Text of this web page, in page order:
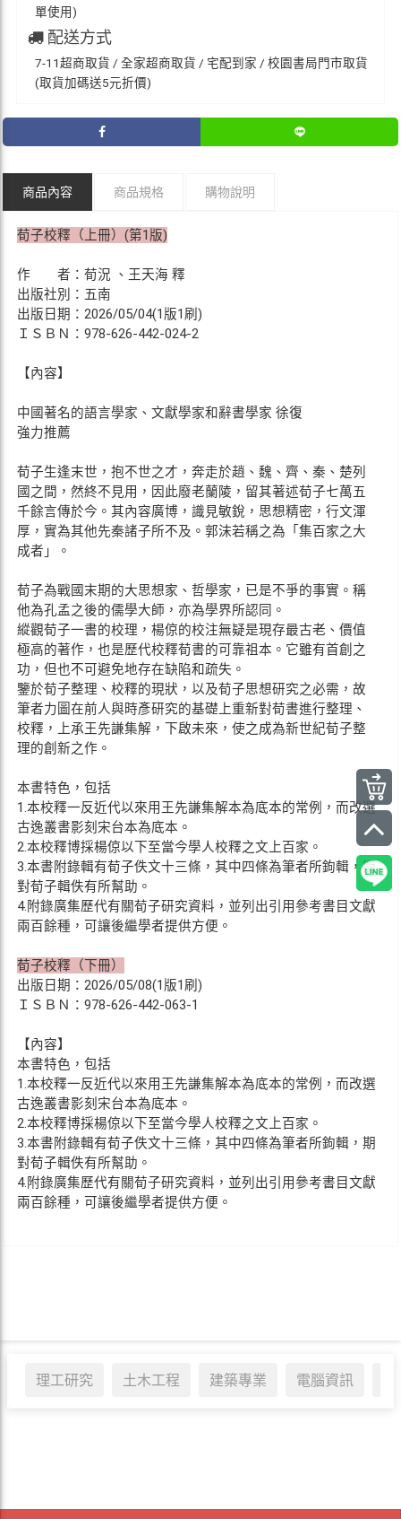
理工研究 土木工程 建築專業 電腦資訊
單使用)
配送方式
7-11超商取貨 / 全家超商取貨 / 宅配到家 / 校園書局門市取貨
(取貨加碼送5元折價)
商品內容 商品規格 購物說明
荀子校釋（上冊）(第1版)
作 者：荀況 、王天海 釋
出版社別：五南
出版日期：2026/05/04(1版1刷)
ＩＳＢＮ：978-626-442-024-2
【內容】
中國著名的語言學家、文獻學家和辭書學家 徐復
強力推薦
荀子生逢末世，抱不世之才，奔走於趙、魏、齊、秦、楚列
國之間，然終不見用，因此廢老蘭陵，留其著述荀子七萬五
千餘言傳於今。其內容廣博，識見敏銳，思想精密，行文渾
厚，實為其他先秦諸子所不及。郭沫若稱之為「集百家之大
成者」。
荀子為戰國末期的大思想家、哲學家，已是不爭的事實。稱
他為孔孟之後的儒學大師，亦為學界所認同。
縱觀荀子一書的校理，楊倞的校注無疑是現存最古老、價值
極高的著作，也是歷代校釋荀書的可靠祖本。它雖有首創之
功，但也不可避免地存在缺陷和疏失。
鑒於荀子整理、校釋的現狀，以及荀子思想研究之必需，故
筆者力圖在前人與時彥研究的基礎上重新對荀書進行整理、
校釋，上承王先謙集解，下啟未來，使之成為新世紀荀子整
理的創新之作。
本書特色，包括
1.本校釋一反近代以來用王先謙集解本為底本的常例，而改選
古逸叢書影刻宋台本為底本。
2.本校釋博採楊倞以下至當今學人校釋之文上百家。
3.本書附錄輯有荀子佚文十三條，其中四條為筆者所鉤輯，期
對荀子輯佚有所幫助。
4.附錄廣集歷代有關荀子研究資料，並列出引用參考書目文獻
兩百餘種，可讓後繼學者提供方便。
荀子校釋（下冊）
出版日期：2026/05/08(1版1刷)
ＩＳＢＮ：978-626-442-063-1
【內容】
本書特色，包括
1.本校釋一反近代以來用王先謙集解本為底本的常例，而改選
古逸叢書影刻宋台本為底本。
2.本校釋博採楊倞以下至當今學人校釋之文上百家。
3.本書附錄輯有荀子佚文十三條，其中四條為筆者所鉤輯，期
對荀子輯佚有所幫助。
4.附錄廣集歷代有關荀子研究資料，並列出引用參考書目文獻
兩百餘種，可讓後繼學者提供方便。